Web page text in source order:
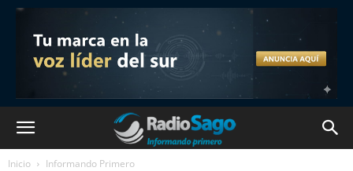
Inicio Informando Primero